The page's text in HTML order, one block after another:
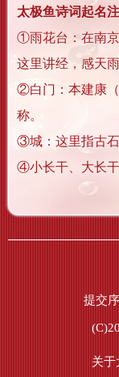
太极鱼诗词起名注
①雨花台：在南
这里讲经，感天
②白门：本建康
称。
③城：这里指古石
④小长干、大长干
提交
关于